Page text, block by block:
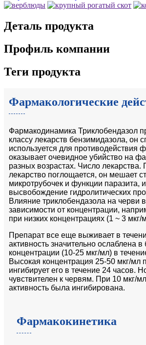
Деталь продукта
Профиль компании
Теги продукта
Фармакологические
Фармакодинамика Триклобендазол
классу лекарств бензимидазола, он
используется для противодействия
оказывает очевидное убийство на
разных возрастах. Число лекарства.
лекарство поглощается, он мешает
микротрубочек и функции паразита,
высвобождение гидролитических
Влияние триклобендазола на черви
зависимости от концентрации,
при низких концентрациях (1 ~ 3 мкг/
Препарат все еще выживает в
активность значительно ослаблена
концентрации (10-25 мкг/мл) в
Высокая концентрация 25-50 мкг/мл
ингибирует его в течение 24 часов.
чувствителен к червям. При 10 мкг/
активность была ингибирована.
Фармакокинетика